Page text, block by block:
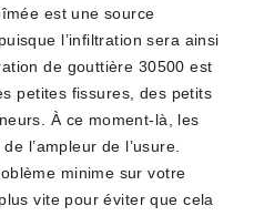
est une source
l’infiltration sera ainsi
de gouttière 30500 est
petites fissures, des petits
À ce moment-là, les
l’ampleur de l’usure.
minime sur votre
vite pour éviter que cela